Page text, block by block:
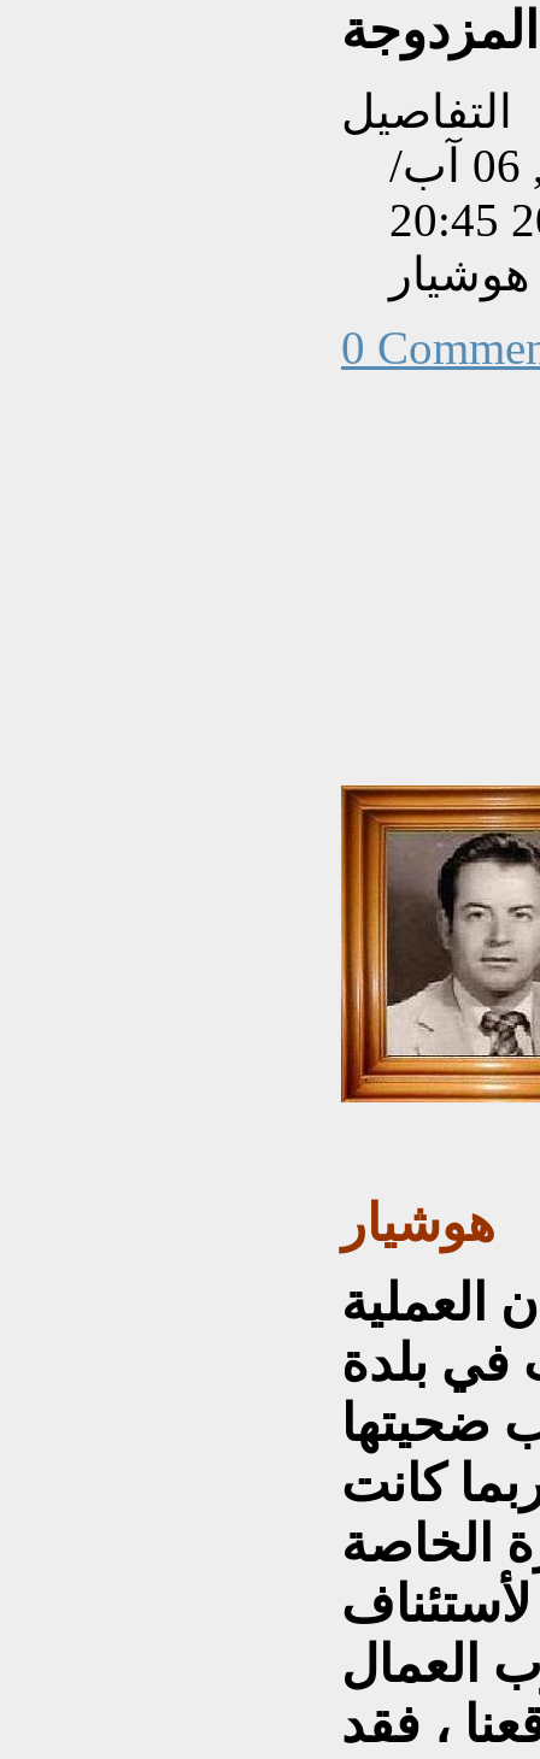
التفاصيل
تم إنشاءه بتاريخ الخميس, 06 آب/
0
هوشيار
العملية
في بلدة
ضحيتها
كانت
الخاصة
لأستئناف
العمال
، فقد